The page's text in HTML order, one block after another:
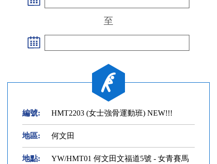
至
編號: HMT2203 (女士強骨運動班) NEW!!!
地區: 何文田
地點:
YW/HMT01 何文田文福道5號 - 女青賽馬